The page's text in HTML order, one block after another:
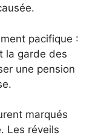
pacifique :
la garde des
une pension
marqués
Les réveils